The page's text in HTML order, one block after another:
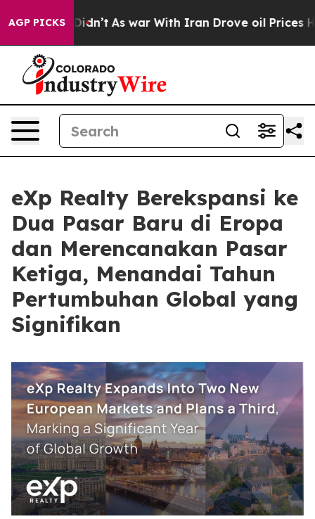
AGP PICKS
it Didn’t As war With Iran Drove oil Prices Higher,
eXp Realty Berekspansi ke
Dua Pasar Baru di Eropa
dan Merencanakan Pasar
Ketiga, Menandai Tahun
Pertumbuhan Global yang
Signifikan